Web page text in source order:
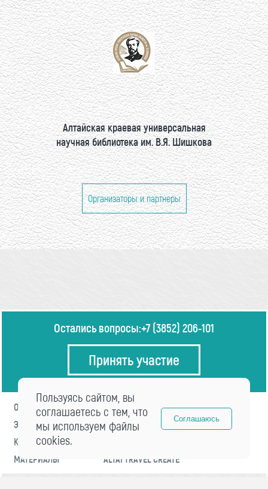
Алтайская краевая универсальная
научная библиотека им. В.Я. Шишкова
Организаторы и партнеры
Остались вопросы:+7 (3852) 206-101
Принять участие
О ФОРУМЕ
ПРОГРАММА
ЭКСПЕРТЫ
НОВОСТИ
КОНТАКТЫ
МАТЕРИАЛЫ
ALTAI TRAVEL CREATE
Пользуясь сайтом, вы
соглашаетесь с тем, что
мы используем файлы
cookies.
Соглашаюсь